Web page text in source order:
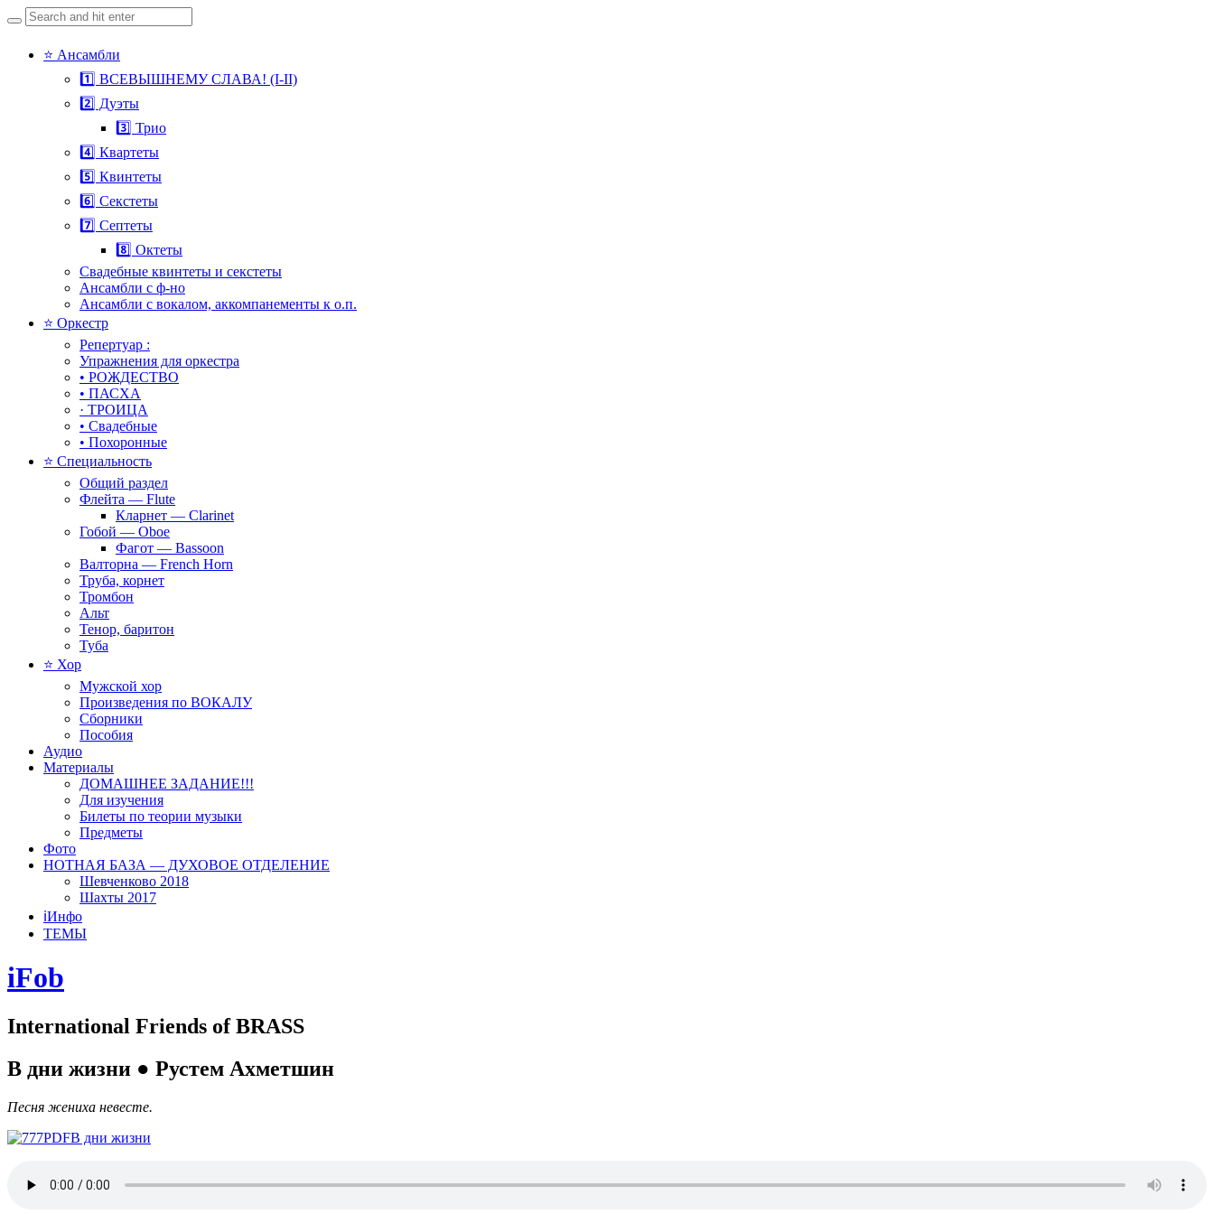
Search
for:
Skip
⭐ Ансамбли
1️⃣ ВСЕВЫШНЕМУ СЛАВА! (I-II)
2️⃣ Дуэты
3️⃣ Трио
4️⃣ Квартеты
5️⃣ Квинтеты
6️⃣ Секстеты
7️⃣ Септеты
8️⃣ Октеты
Свадебные квинтеты и секстеты
Ансамбли с ф-но
Ансамбли с вокалом, аккомпанементы к о.п.
⭐ Оркестр
Репертуар :
Упражнения для оркестра
• РОЖДЕСТВО
• ПАСХА
· ТРОИЦА
• Свадебные
• Похоронные
⭐ Специальность
Общий раздел
Флейта — Flute
Кларнет — Clarinet
Гобой — Oboe
Фагот — Bassoon
Валторна — French Horn
Труба, корнет
Тромбон
Альт
Тенор, баритон
Туба
⭐ Хор
Мужской хор
Произведения по ВОКАЛУ
Сборники
Пособия
Аудио
Материалы
ДОМАШНЕЕ ЗАДАНИЕ!!!
Для изучения
Билеты по теории музыки
Предметы
Фото
НОТНАЯ БАЗА — ДУХОВОЕ ОТДЕЛЕНИЕ
Шевченково 2018
Шахты 2017
ℹ️Инфо
ТЕМЫ
iFob
International Friends of BRASS
В дни жизни ● Рустем Ахметшин
Песня жениха невесте.
В дни жизни